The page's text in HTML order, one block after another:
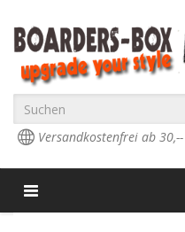
Versandkostenfrei ab